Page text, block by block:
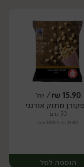
יח׳
15.90
₪/ יח׳
מתוק אורגני
50 גרם
31.80 ₪ ל-100 גרם
הוספה לסל